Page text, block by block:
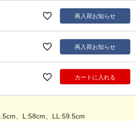
再入荷お知らせ
再入荷お知らせ
カートに入れる
、L:58cm、LL:59.5cm